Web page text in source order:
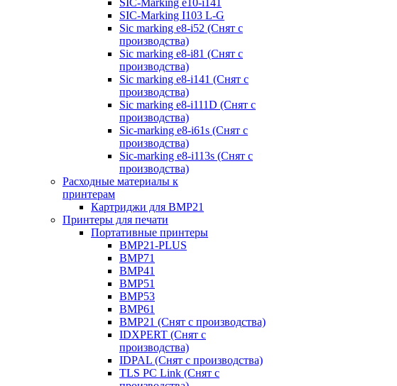
SIC-Marking e10-i141
SIC-Marking I103 L-G
Sic marking e8-i52 (Снят с
производства)
Sic marking e8-i81 (Снят с
производства)
Sic marking e8-i141 (Снят с
производства)
Sic marking e8-i111D (Снят с
производства)
Sic-marking e8-i61s (Снят с
производства)
Sic-marking e8-i113s (Снят с
производства)
Расходные материалы к
принтерам
Картриджи для BMP21
Принтеры для печати
Портативные принтеры
BMP21-PLUS
BMP71
BMP41
BMP51
BMP53
BMP61
BMP21 (Снят с производства)
IDXPERT (Снят с
производства)
IDPAL (Снят с производства)
TLS PC Link (Снят с